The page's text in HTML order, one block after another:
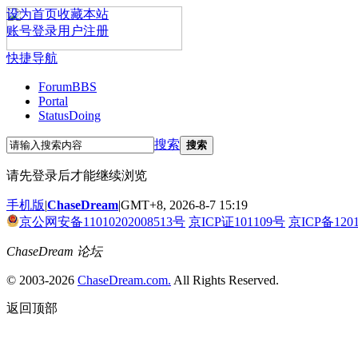
设为首页收藏本站
账号登录用户注册
快捷导航
ForumBBS
Portal
StatusDoing
搜索 搜索
请先登录后才能继续浏览
手机版|ChaseDream|GMT+8, 2026-8-7 15:19
京公网安备11010202008513号 京ICP证101109号 京ICP备
ChaseDream 论坛
© 2003-2026 ChaseDream.com. All Rights Reserved.
返回顶部